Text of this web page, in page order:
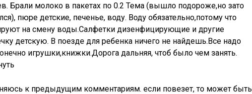
Брали молоко в пакетах по 0.2 Тема (вышло подороже,но зато
пюре детские, печенье, воду. Воду обязательно,потому что
на смену воды.Салфетки дизенфицирующие и другие
детскую. В поезде для ребенка ничего не найдешь.Все надо
игрушки,книжки.Дорога дальняя, чтоб было чем занять.
к предыдущим комментариям. если повезет, то может быть